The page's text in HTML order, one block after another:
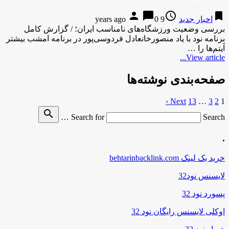
bookmark اخبار جدید access_time
9 years ago
person chat_bubble0
بررسی وضعیت ورزشگاه‌های نامناسب ایران؛ / گزارش کامل
برنامه نود با یاد منصورخانعادل فردوسی‌پور در برنامه امشب بیشتر
آیتم‌ها را …
View article...
صفحه‌بندی نوشته‌ها
1
2
3
…
13
Next ›
Search for
Search …
search
.
خرید بک لینک behtarinbacklink.com
لایسنس نود32
پسورد نود 32
اوکلی لایسنس رایگان نود 32